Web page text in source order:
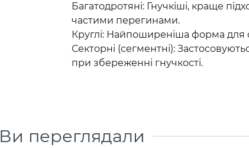
Багатодротяні: Гнучкіші, краще
частими перегинами.
Круглі: Найпоширеніша форма для
Секторні (сегментні):
при збереженні гнучкості.
Ви переглядали